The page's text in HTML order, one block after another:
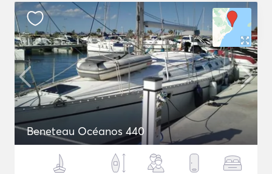
Beneteau Océanos 440